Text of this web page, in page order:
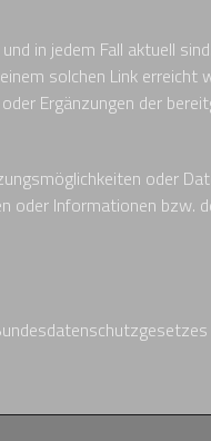
in jedem Fall aktuell
solchen Link
Ergänzungen der
oder
oder Informationen bzw.